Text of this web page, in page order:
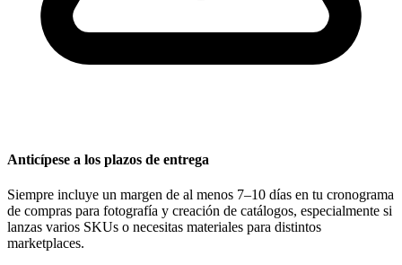
Anticípese a los plazos de entrega
Siempre incluye un margen de al menos 7–10 días en tu cronograma
de compras para fotografía y creación de catálogos, especialmente si
lanzas varios SKUs o necesitas materiales para distintos
marketplaces.